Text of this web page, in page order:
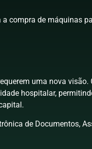
compra de máquinas
uma nova visão.
hospitalar,
de Documentos,